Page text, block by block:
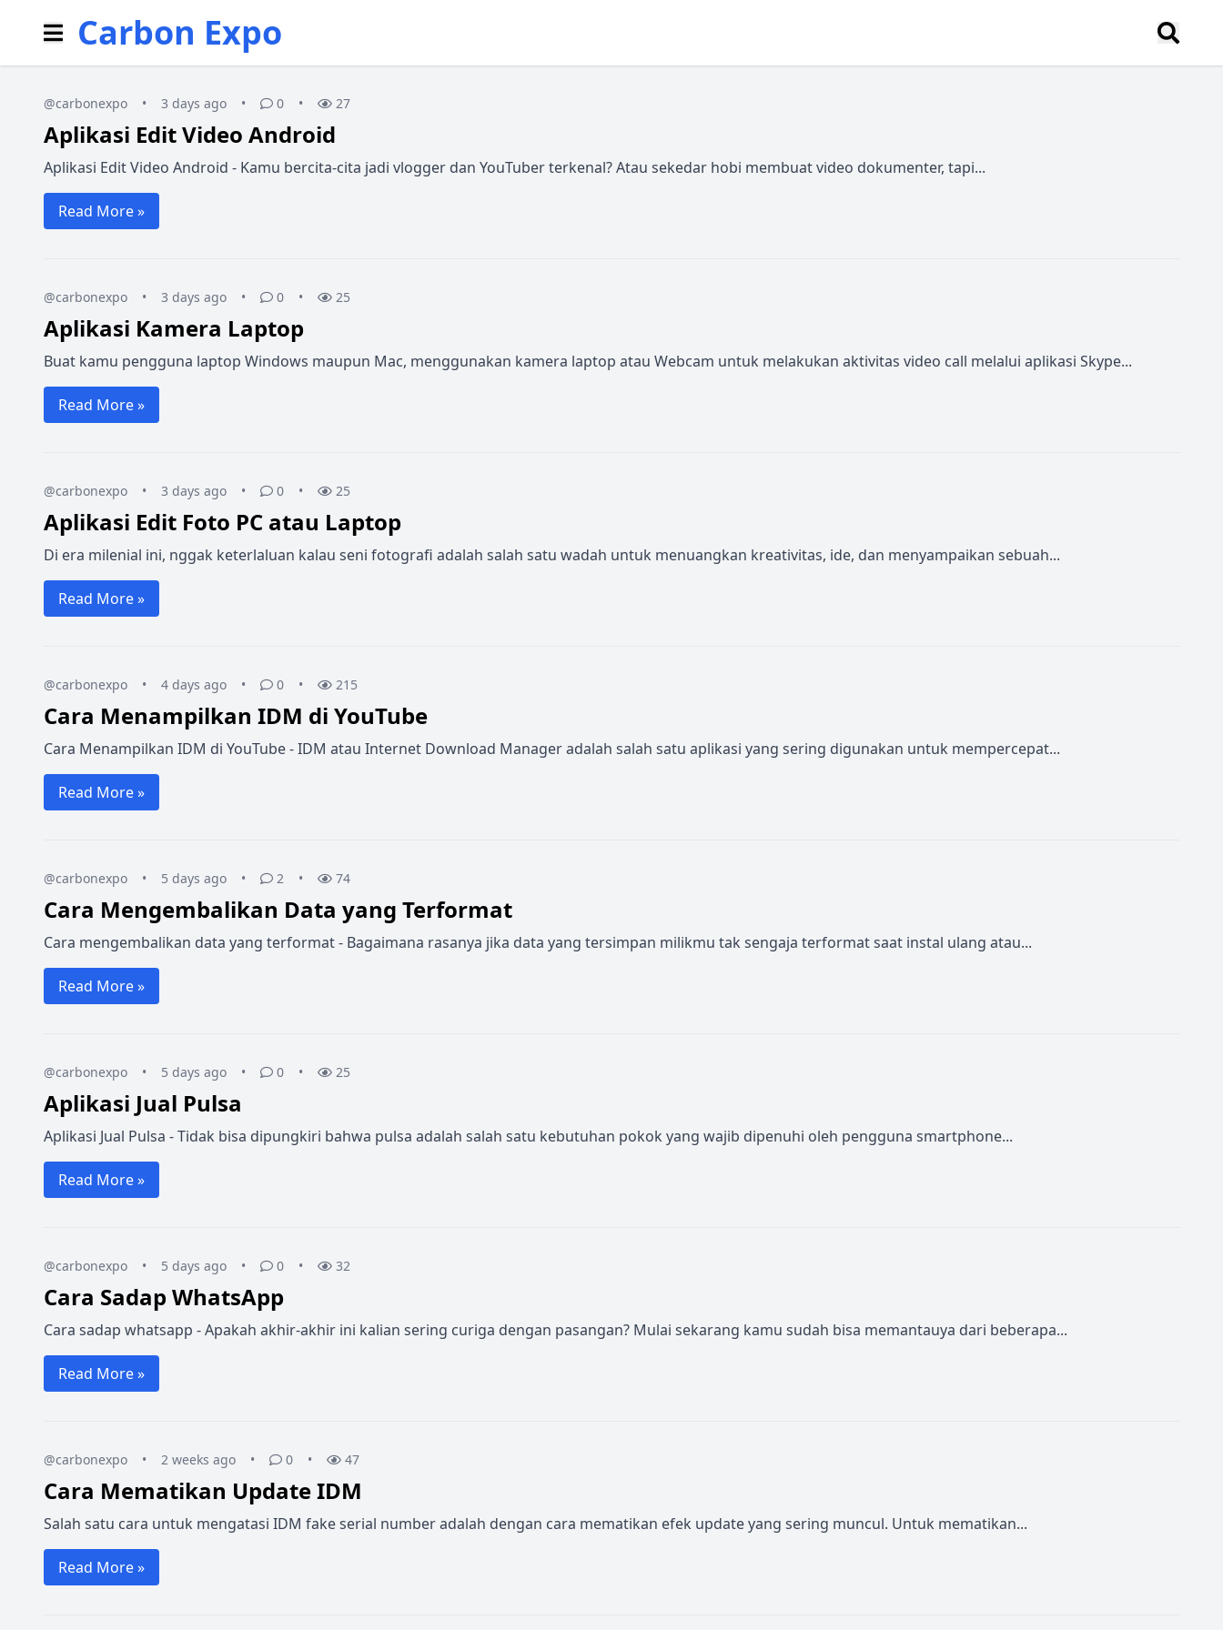
Carbon Expo
@carbonexpo • 3 days ago • 0 • 27
Aplikasi Edit Video Android
Aplikasi Edit Video Android - Kamu bercita-cita jadi vlogger dan YouTuber terkenal? Atau sekedar hobi membuat video dokumenter, tapi...
Read More »
@carbonexpo • 3 days ago • 0 • 25
Aplikasi Kamera Laptop
Buat kamu pengguna laptop Windows maupun Mac, menggunakan kamera laptop atau Webcam untuk melakukan aktivitas video call melalui aplikasi Skype...
Read More »
@carbonexpo • 3 days ago • 0 • 25
Aplikasi Edit Foto PC atau Laptop
Di era milenial ini, nggak keterlaluan kalau seni fotografi adalah salah satu wadah untuk menuangkan kreativitas, ide, dan menyampaikan sebuah...
Read More »
@carbonexpo • 4 days ago • 0 • 215
Cara Menampilkan IDM di YouTube
Cara Menampilkan IDM di YouTube - IDM atau Internet Download Manager adalah salah satu aplikasi yang sering digunakan untuk mempercepat...
Read More »
@carbonexpo • 5 days ago • 2 • 74
Cara Mengembalikan Data yang Terformat
Cara mengembalikan data yang terformat - Bagaimana rasanya jika data yang tersimpan milikmu tak sengaja terformat saat instal ulang atau...
Read More »
@carbonexpo • 5 days ago • 0 • 25
Aplikasi Jual Pulsa
Aplikasi Jual Pulsa - Tidak bisa dipungkiri bahwa pulsa adalah salah satu kebutuhan pokok yang wajib dipenuhi oleh pengguna smartphone...
Read More »
@carbonexpo • 5 days ago • 0 • 32
Cara Sadap WhatsApp
Cara sadap whatsapp - Apakah akhir-akhir ini kalian sering curiga dengan pasangan? Mulai sekarang kamu sudah bisa memantauya dari beberapa...
Read More »
@carbonexpo • 2 weeks ago • 0 • 47
Cara Mematikan Update IDM
Salah satu cara untuk mengatasi IDM fake serial number adalah dengan cara mematikan efek update yang sering muncul. Untuk mematikan...
Read More »